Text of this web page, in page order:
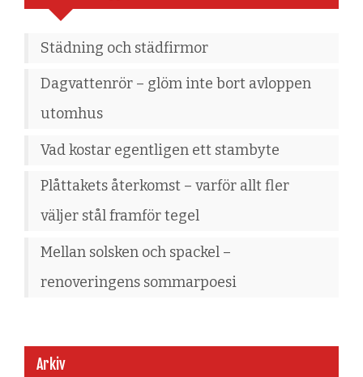
Städning och städfirmor
Dagvattenrör – glöm inte bort avloppen
utomhus
Vad kostar egentligen ett stambyte
Plåttakets återkomst – varför allt fler
väljer stål framför tegel
Mellan solsken och spackel –
renoveringens sommarpoesi
Arkiv